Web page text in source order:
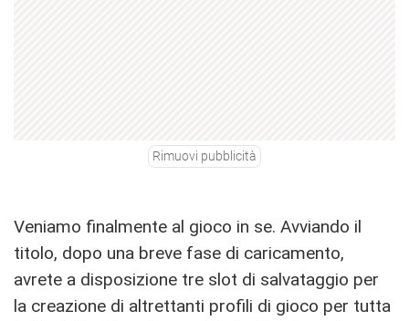
Rimuovi pubblicità
Veniamo finalmente al gioco in se. Avviando il
titolo, dopo una breve fase di caricamento,
avrete a disposizione tre slot di salvataggio per
la creazione di altrettanti profili di gioco per tutta